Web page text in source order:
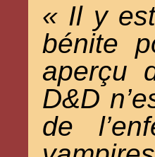
« Il y
bénite
aperçu
D&D
de